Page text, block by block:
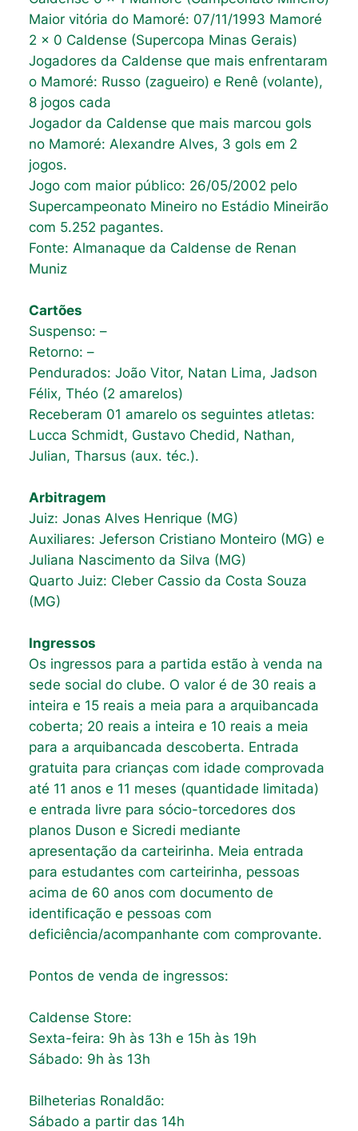
Maior vitória do Mamoré: 07/11/1993 Mamoré
2 x 0 Caldense (Supercopa Minas Gerais)
Jogadores da Caldense que mais enfrentaram
o Mamoré: Russo (zagueiro) e Renê (volante),
8 jogos cada
Jogador da Caldense que mais marcou gols
no Mamoré: Alexandre Alves, 3 gols em 2
jogos.
Jogo com maior público: 26/05/2002 pelo
Supercampeonato Mineiro no Estádio Mineirão
com 5.252 pagantes.
Fonte: Almanaque da Caldense de Renan
Muniz
Cartões
Suspenso: –
Retorno: –
Pendurados: João Vitor, Natan Lima, Jadson
Félix, Théo (2 amarelos)
Receberam 01 amarelo os seguintes atletas:
Lucca Schmidt, Gustavo Chedid, Nathan,
Julian, Tharsus (aux. téc.).
Arbitragem
Juiz: Jonas Alves Henrique (MG)
Auxiliares: Jeferson Cristiano Monteiro (MG) e
Juliana Nascimento da Silva (MG)
Quarto Juiz: Cleber Cassio da Costa Souza
(MG)
Ingressos
Os ingressos para a partida estão à venda na
sede social do clube. O valor é de 30 reais a
inteira e 15 reais a meia para a arquibancada
coberta; 20 reais a inteira e 10 reais a meia
para a arquibancada descoberta. Entrada
gratuita para crianças com idade comprovada
até 11 anos e 11 meses (quantidade limitada)
e entrada livre para sócio-torcedores dos
planos Duson e Sicredi mediante
apresentação da carteirinha. Meia entrada
para estudantes com carteirinha, pessoas
acima de 60 anos com documento de
identificação e pessoas com
deficiência/acompanhante com comprovante.
Pontos de venda de ingressos:
Caldense Store:
Sexta-feira: 9h às 13h e 15h às 19h
Sábado: 9h às 13h
Bilheterias Ronaldão:
Sábado a partir das 14h